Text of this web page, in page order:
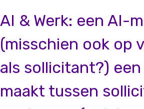
AI & Werk: een AI-
(misschien ook op
als sollicitant?)
maakt tussen